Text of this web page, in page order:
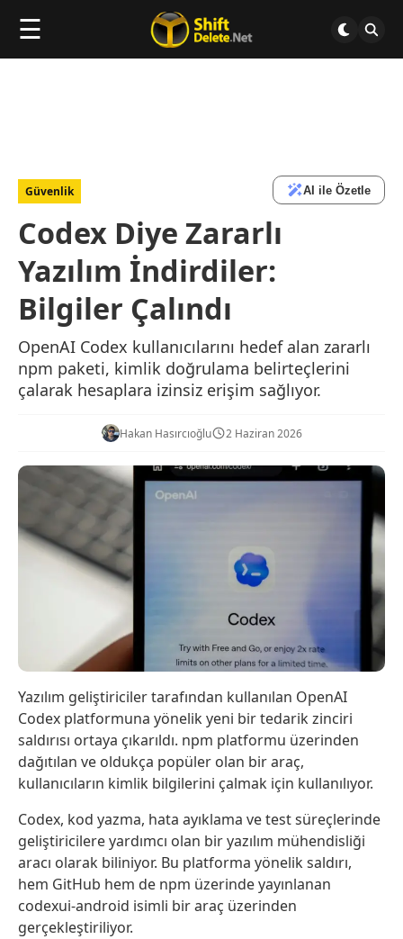
☰
Güvenlik AI ile Özetle
Codex Diye Zararlı
Yazılım İndirdiler:
Bilgiler Çalındı
OpenAI Codex kullanıcılarını hedef alan zararlı
npm paketi, kimlik doğrulama belirteçlerini
çalarak hesaplara izinsiz erişim sağlıyor.
Hakan Hasırcıoğlu 2 Haziran 2026
Yazılım geliştiriciler tarafından kullanılan OpenAI
Codex platformuna yönelik yeni bir tedarik zinciri
saldırısı ortaya çıkarıldı. npm platformu üzerinden
dağıtılan ve oldukça popüler olan bir araç,
kullanıcıların kimlik bilgilerini çalmak için kullanılıyor.
Codex, kod yazma, hata ayıklama ve test süreçlerinde
geliştiricilere yardımcı olan bir yazılım mühendisliği
aracı olarak biliniyor. Bu platforma yönelik saldırı,
hem GitHub hem de npm üzerinde yayınlanan
codexui-android isimli bir araç üzerinden
gerçekleştiriliyor.